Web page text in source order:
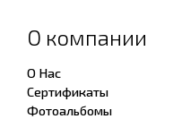
О компании
О Нас
Сертификаты
Фотоальбомы